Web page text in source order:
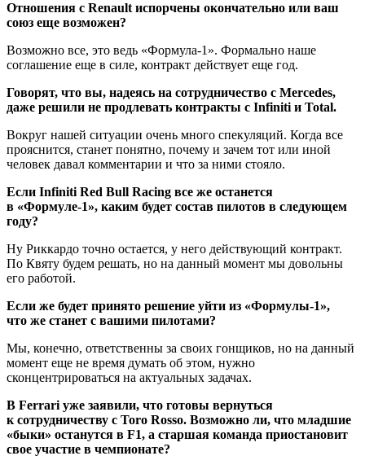
Отношения с Renault испорчены окончательно или ваш
союз еще возможен?
Возможно все, это ведь «Формула‑1». Формально наше
соглашение еще в силе, контракт действует еще год.
Говорят, что вы, надеясь на сотрудничество с Mercedes,
даже решили не продлевать контракты с Infiniti и Total.
Вокруг нашей ситуации очень много спекуляций. Когда все
прояснится, станет понятно, почему и зачем тот или иной
человек давал комментарии и что за ними стояло.
Если Infiniti Red Bull Racing все же останется
в «Формуле‑1», каким будет состав пилотов в следующем
году?
Ну Риккардо точно остается, у него действу­ющий контракт.
По Квяту будем решать, но на данный момент мы довольны
его работой.
Если же будет принято решение уйти из «Формулы‑1»,
что же станет с вашими пилотами?
Мы, конечно, ответственны за своих гонщиков, но на данный
момент еще не время думать об этом, нужно
сконцентрироваться на актуальных задачах.
В Ferrari уже заявили, что готовы вернуться
к сотрудничеству с Toro Rosso. Возможно ли, что младшие
«быки» останутся в F1, а старшая команда приостановит
свое участие в чемпионате?